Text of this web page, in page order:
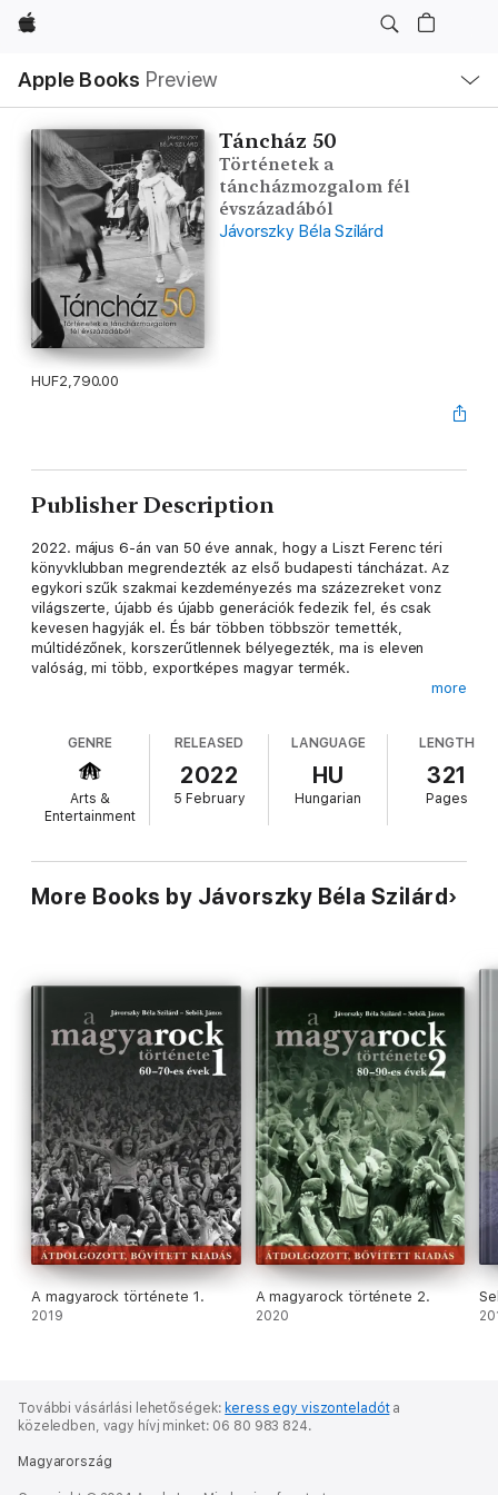
Apple
Apple Books Preview
Nav
Open
Menu
Táncház 50
Történetek a
táncházmozgalom fél
évszázadából
Jávorszky Béla Szilárd
HUF2,790.00
Publisher Description
2022. május 6-án van 50 éve annak, hogy a Liszt Ferenc téri
könyvklubban megrendezték az első budapesti táncházat. Az
egykori szűk szakmai kezdeményezés ma százezreket vonz
világszerte, újabb és újabb generációk fedezik fel, és csak
kevesen hagyják el. És bár többen többször temették,
múltidézőnek, korszerűtlennek bélyegezték, ma is eleven
valóság, mi több, exportképes magyar termék.
kötet – mely formájában és terjedelmében igazodik a szerző
korábbi műfajtörténeti műveihez – nem feltétlenül a szűk
szakmának, hanem a szélesebb nagyközönségnek szól,
szakszerű, de közérthető, olvasmányos stílusban. Benne a
bevezető tanulmány, illetve az első budapesti táncház
népzenészek, néptáncosok, koreográfusok mesélnek arról,
hogy őket miért vonzotta delejként a népi kultúra és azt miként
more
GENRE
Arts &
Entertainment
RELEASED
2022
5 February
LANGUAGE
HU
Hungarian
LENGTH
321
Pages
More Books by Jávorszky Béla Szilárd
A magyarock története 1.
2019
A magyarock története 2.
2020
További vásárlási lehetőségek: keress egy viszonteladóta
közeledben, vagy hívj minket: 06 80 983 824.
Magyarország